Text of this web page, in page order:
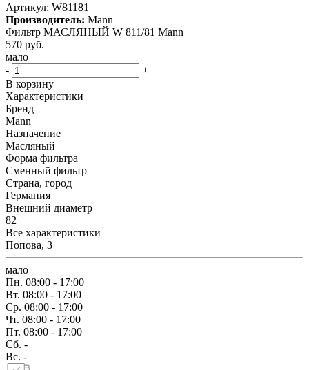
Артикул: W81181
Производитель: Mann
Фильтр МАСЛЯНЫЙ W 811/81 Mann
570 руб.
мало
-
+
В корзину
Характеристики
Бренд
Mann
Назначение
Масляный
Форма фильтра
Сменный фильтр
Страна, город
Германия
Внешний диаметр
82
Все характеристики
Попова, 3
мало
Пн. 08:00 - 17:00
Вт. 08:00 - 17:00
Ср. 08:00 - 17:00
Чт. 08:00 - 17:00
Пт. 08:00 - 17:00
Сб. -
Вс. -